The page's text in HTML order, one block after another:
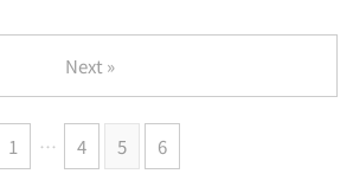
1 … 4 5 6
Next »